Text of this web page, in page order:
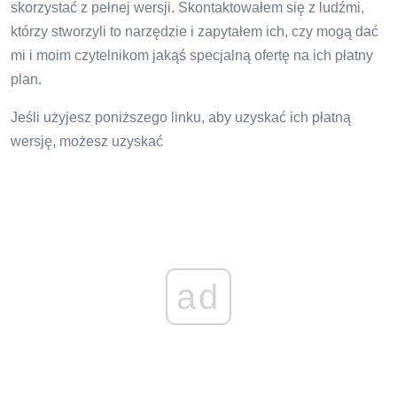
skorzystać z pełnej wersji. Skontaktowałem się z ludźmi,
którzy stworzyli to narzędzie i zapytałem ich, czy mogą dać
mi i moim czytelnikom jakąś specjalną ofertę na ich płatny
plan.
Jeśli użyjesz poniższego linku, aby uzyskać ich płatną
wersję, możesz uzyskać
ad